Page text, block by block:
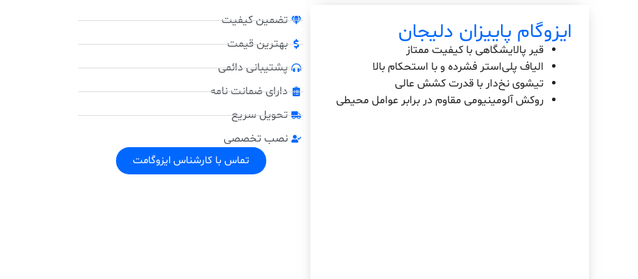
ایزوگام پاییزان دلیجان
قیر پالایشگاهی با کیفیت ممتاز
الیاف پلی‌استر فشرده و با استحکام بالا
تیشوی نخ‌دار با قدرت کشش عالی
روکش آلومینیومی مقاوم در برابر عوامل محیطی
تضمین کیفیت
بهترین قیمت
پشتیبانی دائمی
دارای ضمانت نامه
تحویل سریع
نصب تخصصی
تماس با کارشناس ایزوگامت